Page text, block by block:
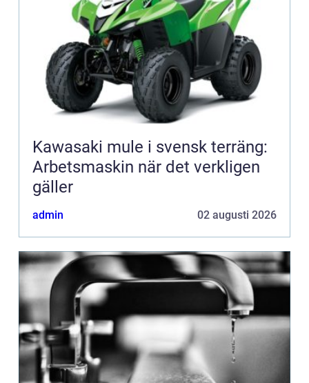
Kawasaki mule i svensk terräng:
Arbetsmaskin när det verkligen
gäller
admin 02 augusti 2026